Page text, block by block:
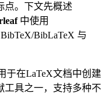
点。下文先概述
中使用
BibLaTeX 与
于在LaTeX文档中创建
工具之一，支持多种不